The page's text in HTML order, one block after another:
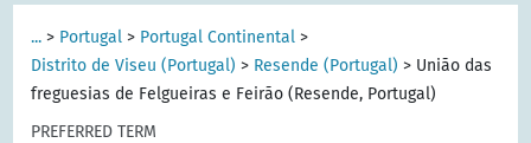
... > Portugal > Portugal Continental >
Distrito de Viseu (Portugal) > Resende (Portugal) > União das
freguesias de Felgueiras e Feirão (Resende, Portugal)
PREFERRED TERM